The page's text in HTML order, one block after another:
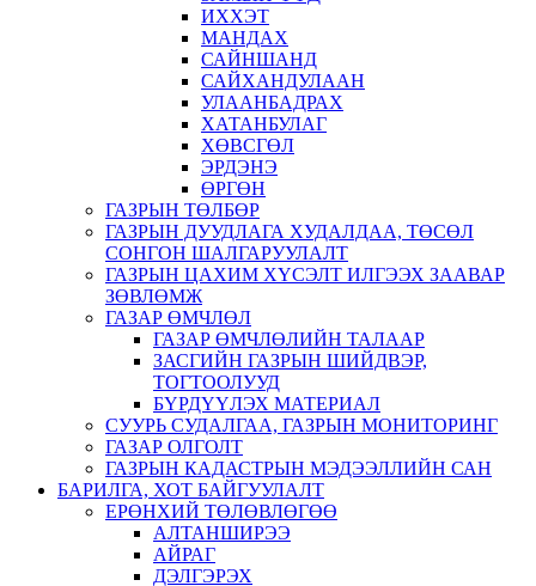
ИХХЭТ
МАНДАХ
САЙНШАНД
САЙХАНДУЛААН
УЛААНБАДРАХ
ХАТАНБУЛАГ
ХӨВСГӨЛ
ЭРДЭНЭ
ӨРГӨН
ГАЗРЫН ТӨЛБӨР
ГАЗРЫН ДУУДЛАГА ХУДАЛДАА, ТӨСӨЛ
СОНГОН ШАЛГАРУУЛАЛТ
ГАЗРЫН ЦАХИМ ХҮСЭЛТ ИЛГЭЭХ ЗААВАР
ЗӨВЛӨМЖ
ГАЗАР ӨМЧЛӨЛ
ГАЗАР ӨМЧЛӨЛИЙН ТАЛААР
ЗАСГИЙН ГАЗРЫН ШИЙДВЭР,
ТОГТООЛУУД
БҮРДҮҮЛЭХ МАТЕРИАЛ
СУУРЬ СУДАЛГАА, ГАЗРЫН МОНИТОРИНГ
ГАЗАР ОЛГОЛТ
ГАЗРЫН КАДАСТРЫН МЭДЭЭЛЛИЙН САН
БАРИЛГА, ХОТ БАЙГУУЛАЛТ
ЕРӨНХИЙ ТӨЛӨВЛӨГӨӨ
АЛТАНШИРЭЭ
АЙРАГ
ДЭЛГЭРЭХ